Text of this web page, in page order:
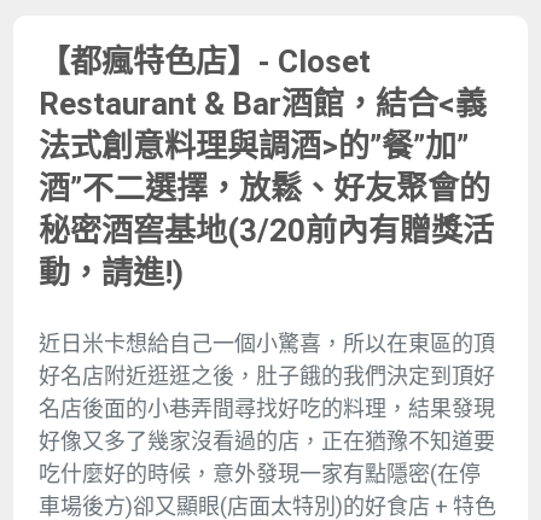
【都瘋特色店】- Closet
Restaurant & Bar酒館，結合<義
法式創意料理與調酒>的”餐”加”
酒”不二選擇，放鬆、好友聚會的
秘密酒窖基地(3/20前內有贈獎活
動，請進!)
近日米卡想給自己一個小驚喜，所以在東區的頂
好名店附近逛逛之後，肚子餓的我們決定到頂好
名店後面的小巷弄間尋找好吃的料理，結果發現
好像又多了幾家沒看過的店，正在猶豫不知道要
吃什麼好的時候，意外發現一家有點隱密(在停
車場後方)卻又顯眼(店面太特別)的好食店 + 特色